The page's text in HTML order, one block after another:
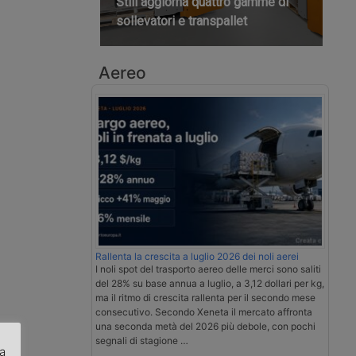
sollevatori e transpallet
Aereo
Rallenta la crescita a luglio 2026 dei noli aerei
I noli spot del trasporto aereo delle merci sono saliti
del 28% su base annua a luglio, a 3,12 dollari per kg,
ma il ritmo di crescita rallenta per il secondo mese
consecutivo. Secondo Xeneta il mercato affronta
una seconda metà del 2026 più debole, con pochi
segnali di stagione …